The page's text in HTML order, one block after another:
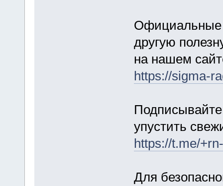
Официальные
другую
на нашем
https://sigma-
упустить
https://t.me/
Для